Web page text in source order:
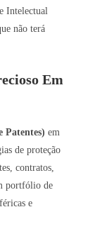
Intelectual
não terá
Em
Patentes) em
de proteção
contratos,
portfólio de
e